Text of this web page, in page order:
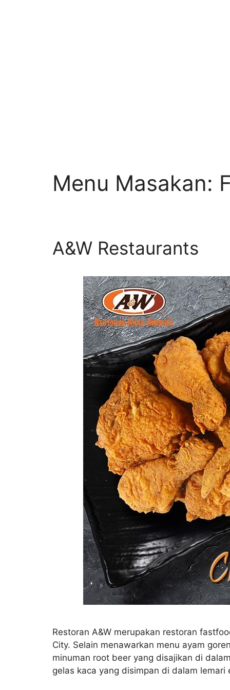
Menu Masakan:
A&W Restaurants
Restoran A&W merupakan restoran
City. Selain menawarkan menu ayam
minuman root beer yang disajikan di
gelas kaca yang disimpan di dalam